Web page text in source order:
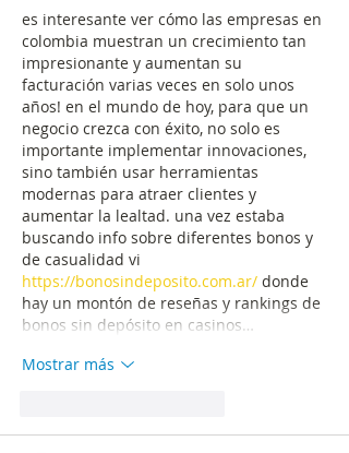
es interesante ver cómo las empresas en
colombia muestran un crecimiento tan
impresionante y aumentan su
facturación varias veces en solo unos
años! en el mundo de hoy, para que un
negocio crezca con éxito, no solo es
importante implementar innovaciones,
sino también usar herramientas
modernas para atraer clientes y
aumentar la lealtad. una vez estaba
buscando info sobre diferentes bonos y
de casualidad vi
https://bonosindeposito.com.ar/ donde
hay un montón de reseñas y rankings de
bonos sin depósito en casinos…
Mostrar más